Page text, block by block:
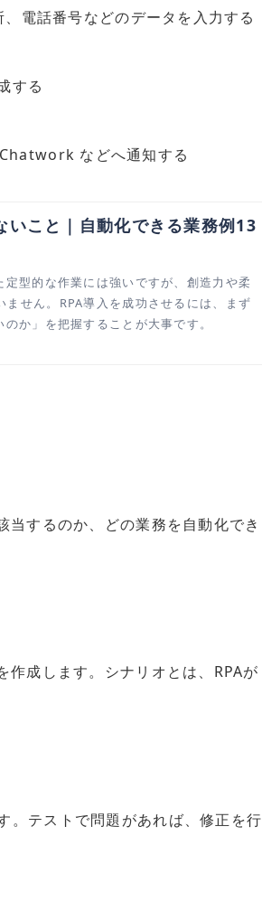
電話番号などのデータを入力する
する
などへ通知する
いこと｜自動化できる業務例13
型的な作業には強いですが、創造力や柔
せん。RPA導入を成功させるには、まず
か」を把握することが大事です。
当するのか、どの業務を自動化でき
作成します。シナリオとは、RPAが
。テストで問題があれば、修正を行